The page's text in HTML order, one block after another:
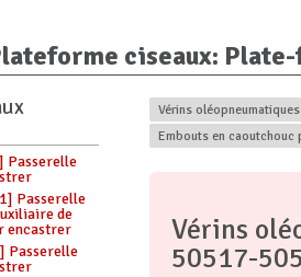
ciseaux:
Passerelle
Passerelle
de
encastrer
Passerelle
Vérins oléopneumatiques
Embouts en caoutchouc
Vérins
50517-